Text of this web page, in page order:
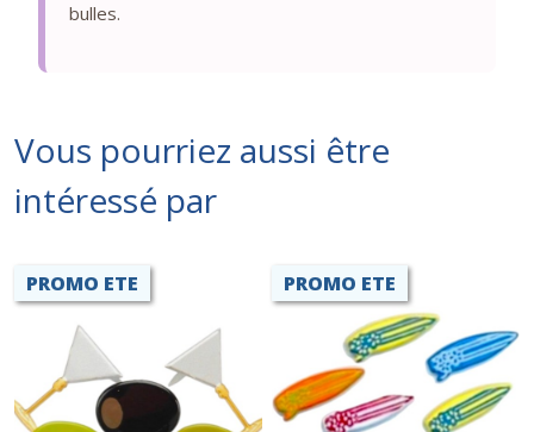
bulles.
Vous pourriez aussi être
intéressé par
PROMO ETE PROMO ETE